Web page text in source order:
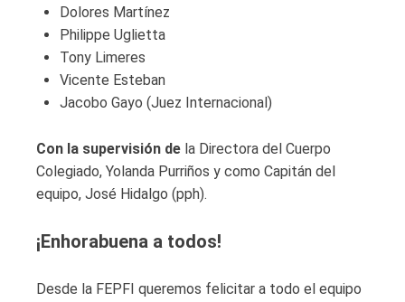
Dolores Martínez
Philippe Uglietta
Tony Limeres
Vicente Esteban
Jacobo Gayo (Juez Internacional)
Con la supervisión de la Directora del Cuerpo
Colegiado, Yolanda Purriños y como Capitán del
equipo, José Hidalgo (pph).
¡Enhorabuena a todos!
Desde la FEPFI queremos felicitar a todo el equipo